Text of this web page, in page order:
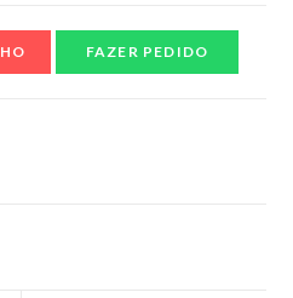
FAZER PEDIDO